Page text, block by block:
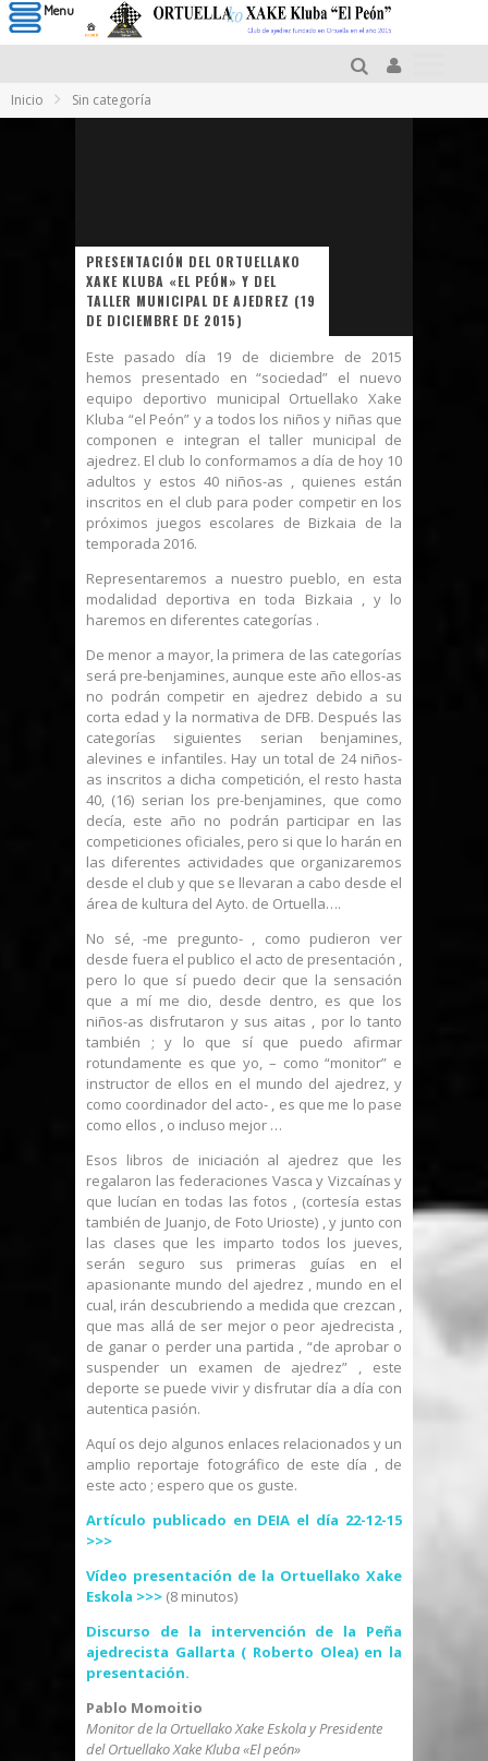
Inicio Sin categoría
PRESENTACIÓN DEL ORTUELLAKO
XAKE KLUBA «EL PEÓN» Y DEL
TALLER MUNICIPAL DE AJEDREZ (19
DE DICIEMBRE DE 2015)
Este pasado día 19 de diciembre de 2015
hemos presentado en “sociedad” el nuevo
equipo deportivo municipal Ortuellako Xake
Kluba “el Peón” y a todos los niños y niñas que
componen e integran el taller municipal de
ajedrez. El club lo conformamos a día de hoy 10
adultos y estos 40 niños-as , quienes están
inscritos en el club para poder competir en los
próximos juegos escolares de Bizkaia de la
temporada 2016.
Representaremos a nuestro pueblo, en esta
modalidad deportiva en toda Bizkaia , y lo
haremos en diferentes categorías .
De menor a mayor, la primera de las categorías
será pre-benjamines, aunque este año ellos-as
no podrán competir en ajedrez debido a su
corta edad y la normativa de DFB. Después las
categorías siguientes serian benjamines,
alevines e infantiles. Hay un total de 24 niños-
as inscritos a dicha competición, el resto hasta
40, (16) serian los pre-benjamines, que como
decía, este año no podrán participar en las
competiciones oficiales, pero si que lo harán en
las diferentes actividades que organizaremos
desde el club y que se llevaran a cabo desde el
área de kultura del Ayto. de Ortuella….
No sé, -me pregunto- , como pudieron ver
desde fuera el publico el acto de presentación ,
pero lo que sí puedo decir que la sensación
que a mí me dio, desde dentro, es que los
niños-as disfrutaron y sus aitas , por lo tanto
también ; y lo que sí que puedo afirmar
rotundamente es que yo, – como “monitor” e
instructor de ellos en el mundo del ajedrez, y
como coordinador del acto- , es que me lo pase
como ellos , o incluso mejor …
Esos libros de iniciación al ajedrez que les
regalaron las federaciones Vasca y Vizcaínas y
que lucían en todas las fotos , (cortesía estas
también de Juanjo, de Foto Urioste) , y junto con
las clases que les imparto todos los jueves,
serán seguro sus primeras guías en el
apasionante mundo del ajedrez , mundo en el
cual, irán descubriendo a medida que crezcan ,
que mas allá de ser mejor o peor ajedrecista ,
de ganar o perder una partida , “de aprobar o
suspender un examen de ajedrez” , este
deporte se puede vivir y disfrutar día a día con
autentica pasión.
Aquí os dejo algunos enlaces relacionados y un
amplio reportaje fotográfico de este día , de
este acto ; espero que os guste.
Artículo publicado en DEIA el día 22-12-15
>>>
Vídeo presentación de la Ortuellako Xake
Eskola >>> (8 minutos)
Discurso de la intervención de la Peña
ajedrecista Gallarta ( Roberto Olea) en la
presentación.
Pablo Momoitio
Monitor de la Ortuellako Xake Eskola y Presidente
del Ortuellako Xake Kluba «El peón»
Menu